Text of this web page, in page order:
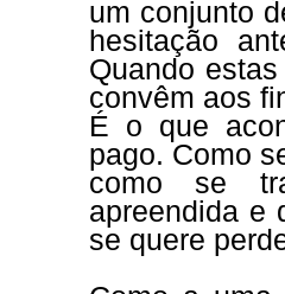
um conjunto
hesitação
Quando
convêm aos
É o que
pago. Como
como se
apreendida e
se quere